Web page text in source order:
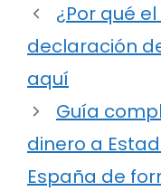
¿Por qué
declaración
aquí
Guía
dinero a
España de